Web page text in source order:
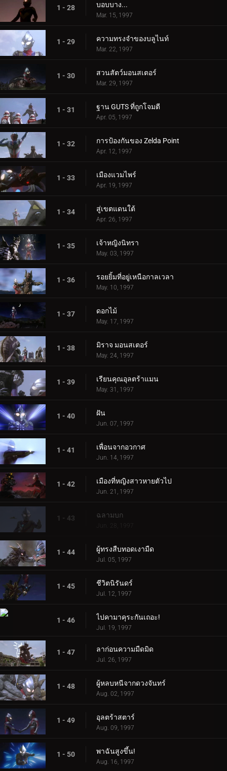
1 - 28 บอบบาง...
Mar. 15, 1997
1 - 29 ความทรงจำของบลูไนท์
Mar. 22, 1997
1 - 30 สวนสัตว์มอนสเตอร์
Mar. 29, 1997
1 - 31 ฐาน GUTS ที่ถูกโจมตี
Apr. 05, 1997
1 - 32 การป้องกันของ Zelda Point
Apr. 12, 1997
1 - 33 เมืองแวมไพร์
Apr. 19, 1997
1 - 34 สู่เขตแดนใต้
Apr. 26, 1997
1 - 35 เจ้าหญิงนิทรา
May. 03, 1997
1 - 36 รอยยิ้มที่อยู่เหนือกาลเวลา
May. 10, 1997
1 - 37 ดอกไม้
May. 17, 1997
1 - 38 มิราจ มอนสเตอร์
May. 24, 1997
1 - 39 เรียนคุณอุลตร้าแมน
May. 31, 1997
1 - 40 ฝัน
Jun. 07, 1997
1 - 41 เพื่อนจากอวกาศ
Jun. 14, 1997
1 - 42 เมืองที่หญิงสาวหายตัวไป
Jun. 21, 1997
1 - 43 ฉลามบก
Jun. 28, 1997
1 - 44 ผู้ทรงสืบทอดเงามืด
Jul. 05, 1997
1 - 45 ชีวิตนิรันดร์
Jul. 12, 1997
1 - 46 ไปคามาคุระกันเถอะ!
Jul. 19, 1997
1 - 47 ลาก่อนความมืดมิด
Jul. 26, 1997
1 - 48 ผู้หลบหนีจากดวงจันทร์
Aug. 02, 1997
1 - 49 อุลตร้าสตาร์
Aug. 09, 1997
1 - 50 พาฉันสูงขึ้น!
Aug. 16, 1997